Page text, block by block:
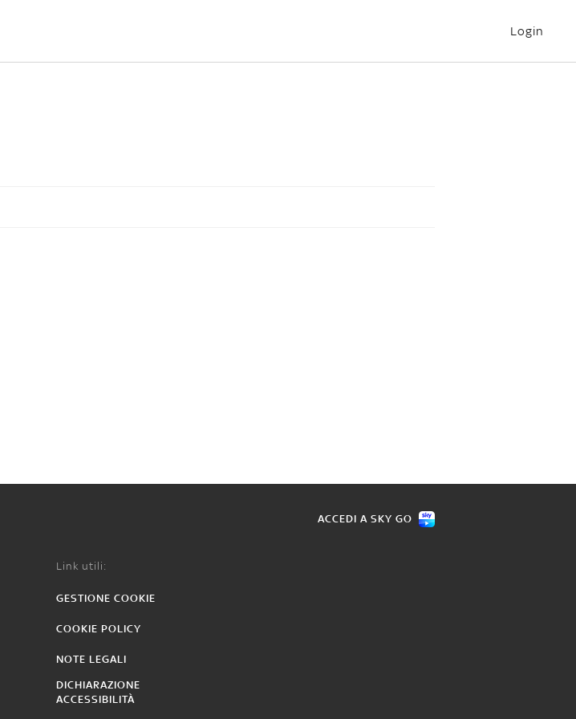
Login
ACCEDI A SKY GO
Link utili:
GESTIONE COOKIE
COOKIE POLICY
NOTE LEGALI
DICHIARAZIONE
ACCESSIBILITÀ